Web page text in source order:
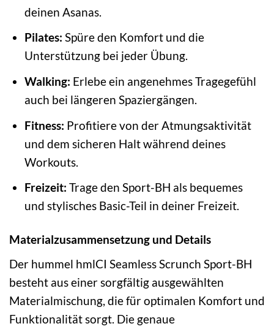
deinen Asanas.
Pilates: Spüre den Komfort und die
Unterstützung bei jeder Übung.
Walking: Erlebe ein angenehmes Tragegefühl
auch bei längeren Spaziergängen.
Fitness: Profitiere von der Atmungsaktivität
und dem sicheren Halt während deines
Workouts.
Freizeit: Trage den Sport-BH als bequemes
und stylisches Basic-Teil in deiner Freizeit.
Materialzusammensetzung und Details
Der hummel hmlCI Seamless Scrunch Sport-BH
besteht aus einer sorgfältig ausgewählten
Materialmischung, die für optimalen Komfort und
Funktionalität sorgt. Die genaue